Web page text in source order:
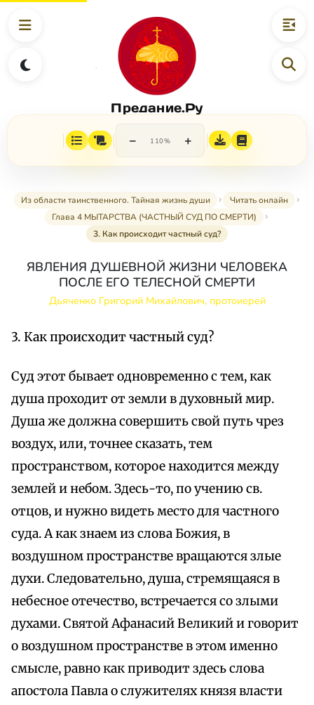
Предание.Ру
− 110% +
Из области таинственного. Тайная жизнь души
Читать онлайн
Глава 4 МЫТАРСТВА (ЧАСТНЫЙ СУД ПО СМЕРТИ)
3. Как происходит частный суд?
ЯВЛЕНИЯ ДУШЕВНОЙ ЖИЗНИ ЧЕЛОВЕКА
ПОСЛЕ ЕГО ТЕЛЕСНОЙ СМЕРТИ
Дьяченко Григорий Михайлович, протоиерей
3. Как происходит частный суд?
Суд этот бывает одновременно с тем, как
душа проходит от земли в духовный мир.
Душа же должна совершить свой путь чрез
воздух, или, точнее сказать, тем
пространством, которое находится между
землей и небом. Здесь-то, по учению св.
отцов, и нужно видеть место для частного
суда. А как знаем из слова Божия, в
воздушном пространстве вращаются злые
духи. Следовательно, душа, стремящаяся в
небесное отечество, встречается со злыми
духами. Святой Афанасий Великий и говорит
о воздушном пространстве в этом именно
смысле, равно как приводит здесь слова
апостола Павла о служителях князя власти